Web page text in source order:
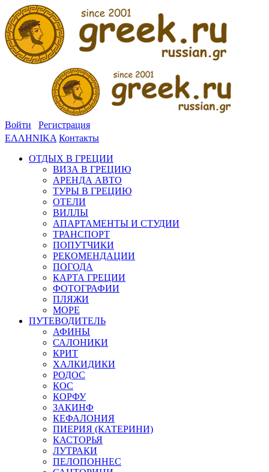
Войти
Регистрация
ΕΛΛΗΝΙΚΑ Контакты
ОТДЫХ В ГРЕЦИИ
ВИЗА В ГРЕЦИЮ
АРЕНДА АВТО
ТУРЫ В ГРЕЦИЮ
ОТЕЛИ
ВИЛЛЫ
АПАРТАМЕНТЫ И СТУДИИ
ТРАНСПОРТ
ПОПУТЧИКИ
РЕКОМЕНДАЦИИ
ПОГОДА
КАРТА ГРЕЦИИ
ФОТОГРАФИИ
ПЛЯЖИ
МОРЕ
ПУТЕВОДИТЕЛЬ
АФИНЫ
САЛОНИКИ
КРИТ
ХАЛКИДИКИ
РОДОС
КОС
КОРФУ
ЗАКИНФ
КЕФАЛОНИЯ
ПИЕРИЯ (КАТЕРИНИ)
КАСТОРЬЯ
ЛУТРАКИ
ПЕЛОПОННЕС